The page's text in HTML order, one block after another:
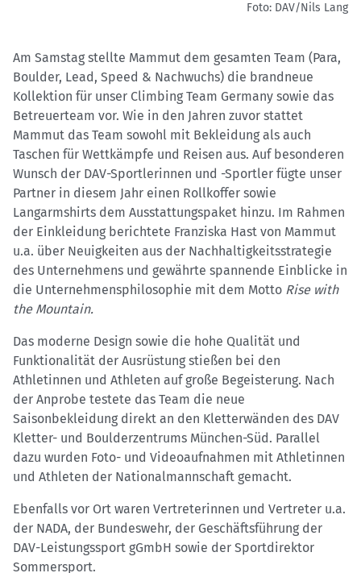
Foto: DAV/Nils Lang
Am Samstag stellte Mammut dem gesamten Team (Para,
Boulder, Lead, Speed & Nachwuchs) die brandneue
Kollektion für unser Climbing Team Germany sowie das
Betreuerteam vor. Wie in den Jahren zuvor stattet
Mammut das Team sowohl mit Bekleidung als auch
Taschen für Wettkämpfe und Reisen aus. Auf besonderen
Wunsch der DAV-Sportlerinnen und -Sportler fügte unser
Partner in diesem Jahr einen Rollkoffer sowie
Langarmshirts dem Ausstattungspaket hinzu. Im Rahmen
der Einkleidung berichtete Franziska Hast von Mammut
u.a. über Neuigkeiten aus der Nachhaltigkeitsstrategie
des Unternehmens und gewährte spannende Einblicke in
die Unternehmensphilosophie mit dem Motto Rise with
the Mountain.
Das moderne Design sowie die hohe Qualität und
Funktionalität der Ausrüstung stießen bei den
Athletinnen und Athleten auf große Begeisterung. Nach
der Anprobe testete das Team die neue
Saisonbekleidung direkt an den Kletterwänden des DAV
Kletter- und Boulderzentrums München-Süd. Parallel
dazu wurden Foto- und Videoaufnahmen mit Athletinnen
und Athleten der Nationalmannschaft gemacht.
Ebenfalls vor Ort waren Vertreterinnen und Vertreter u.a.
der NADA, der Bundeswehr, der Geschäftsführung der
DAV-Leistungssport gGmbH sowie der Sportdirektor
Sommersport.